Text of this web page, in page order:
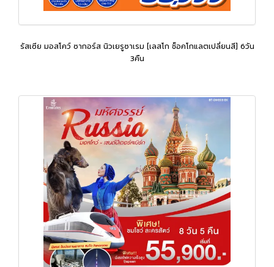
รัสเซีย มอสโคว์ ซากอร์ส นิวเยรูซาเรม [เลสโก ช็อคโกแลตเปลี่ยนสี] 6วัน
3คืน